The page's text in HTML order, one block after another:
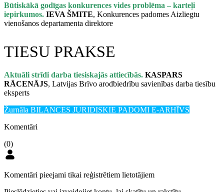
Būtiskākā godīgas konkurences vides problēma – karteļi
iepirkumos. IEVA ŠMITE, Konkurences padomes Aizliegtu
vienošanos departamenta direktore
TIESU PRAKSE
Aktuāli strīdi darba tiesiskajās attiecībās. KASPARS
RĀCENĀJS, Latvijas Brīvo arodbiedrību savienības darba tiesību
eksperts
Žurnāla BILANCES JURIDISKIE PADOMI E-ARHĪVS
Komentāri
(0)
Komentāri pieejami tikai reģistrētiem lietotājiem